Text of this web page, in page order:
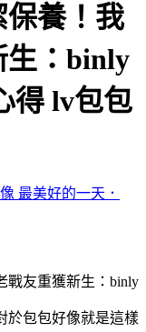
保養！我
生：binly
得 lv包包
最美好的一天．
於包包好像就是這樣